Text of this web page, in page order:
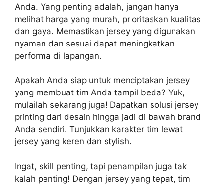
Anda. Yang penting adalah, jangan hanya
melihat harga yang murah, prioritaskan kualitas
dan gaya. Memastikan jersey yang digunakan
nyaman dan sesuai dapat meningkatkan
performa di lapangan.
Apakah Anda siap untuk menciptakan jersey
yang membuat tim Anda tampil beda? Yuk,
mulailah sekarang juga! Dapatkan solusi jersey
printing dari desain hingga jadi di bawah brand
Anda sendiri. Tunjukkan karakter tim lewat
jersey yang keren dan stylish.
Ingat, skill penting, tapi penampilan juga tak
kalah penting! Dengan jersey yang tepat, tim